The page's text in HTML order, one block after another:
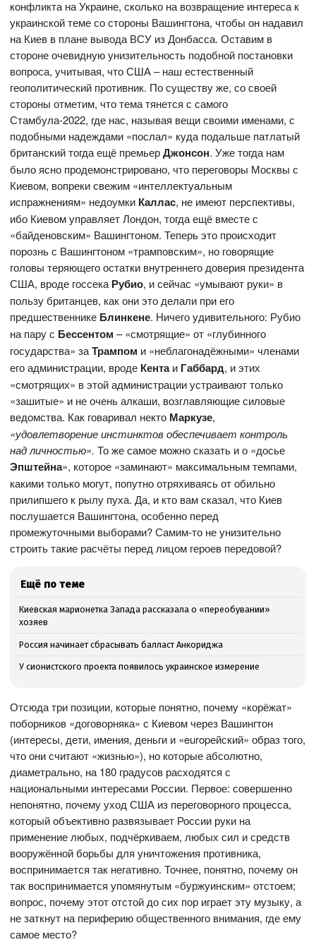
конфликта на Украине, сколько на возвращение интереса к
украинской теме со стороны Вашингтона, чтобы он надавил
на Киев в плане вывода ВСУ из Донбасса. Оставим в
стороне очевидную унизительность подобной постановки
вопроса, учитывая, что США – наш естественный
геополитический противник. По существу же, со своей
стороны отметим, что тема тянется с самого
Стамбула-2022, где нас, называя вещи своими именами, с
подобными надеждами «послал» куда подальше патлатый
британский тогда ещё премьерДжонсон. Уже тогда нам
было ясно продемонстрировано, что переговоры Москвы с
Киевом, вопреки свежим «интеллектуальным
испражнениям» недоумки Каллас, не имеют перспективы,
ибо Киевом управляет Лондон, тогда ещё вместе с
«байденовским» Вашингтоном. Теперь это происходит
порознь с Вашингтоном «трамповским», но говорящие
головы теряющего остатки внутреннего доверия президента
США, вроде госсека Рубио, и сейчас «умывают руки» в
пользу британцев, как они это делали при его
предшественнике Блинкене. Ничего удивительного: Рубио
на пару с Бессентом – «смотрящие» от «глубинного
государства» заТрампом и «неблагонадёжными» членами
его администрации, вроде Кентаи Габбард, и этих
«смотрящих» в этой администрации устраивают только
«зашитые» и не очень алкаши, возглавляющие силовые
ведомства. Как говаривал некто Маркузе,
«удовлетворение инстинктов обеспечивает контроль
над личностью». То же самое можно сказать и о «досье
Эпштейна», которое «заминают» максимальным темпами,
какими только могут, попутно отряхиваясь от обильно
прилипшего к рылу пуха. Да, и кто вам сказал, что Киев
послушается Вашингтона, особенно перед
промежуточными выборами? Самим-то не унизительно
строить такие расчёты перед лицом героев передовой?
Ещё по теме
Киевская марионетка Запада рассказала о «переобувании»
хозяев
Россия начинает сбрасывать балласт Анкориджа
У сионистского проекта появилось украинское измерение
Отсюда три позиции, которые понятно, почему «корёжат»
поборников «договорняка» с Киевом через Вашингтон
(интересы, дети, имения, деньги и «europейский» образ того,
что они считают «жизнью»), но которые абсолютно,
диаметрально, на 180 градусов расходятся с
национальными интересами России. Первое: совершенно
непонятно, почему уход США из переговорного процесса,
который объективно развязывает России руки на
применение любых, подчёркиваем, любых сил и средств
вооружённой борьбы для уничтожения противника,
воспринимается так негативно. Точнее, понятно, почему он
так воспринимается упомянутым «буржуинским» отстоем;
вопрос, почему этот отстой до сих пор играет эту музыку, а
не заткнут на периферию общественного внимания, где ему
самое место?